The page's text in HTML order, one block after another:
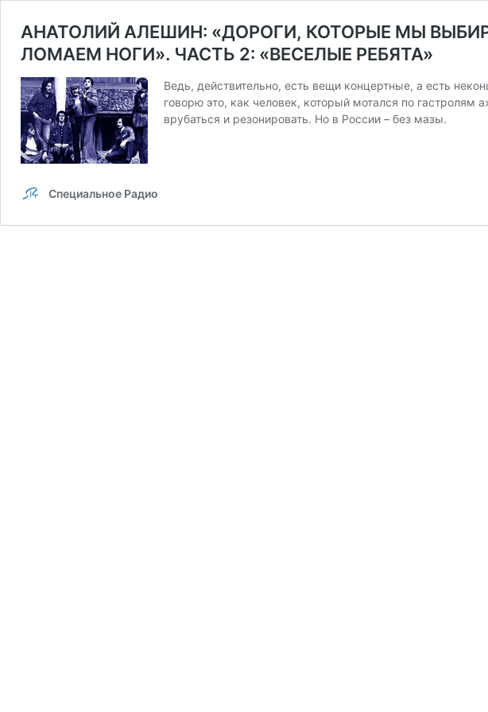
АНАТОЛИЙ АЛЕШИН: «ДОРОГИ, КОТОРЫЕ МЫ
ЛОМАЕМ НОГИ». ЧАСТЬ 2: «ВЕСЕЛЫЕ РЕБЯТА»
Ведь, действительно, есть вещи концертные, а есть
говорю это, как человек, который мотался по
врубаться и резонировать. Но в России – без мазы.
Специальное Радио